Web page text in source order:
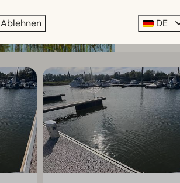
Ablehnen DE